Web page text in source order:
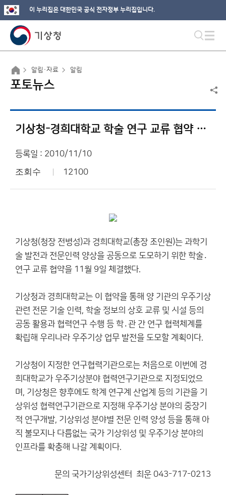
이 누리집은 대한민국 공식 전자정부 누리집입니다.
알림·자료 알림
포토뉴스
기상청-경희대학교 학술 연구 교류 협약 체결
등록일 : 2010/11/10
조회수 12100
기상청(청장 전병성)과 경희대학교(총장 조인원)는 과학기
술 발전과 전문인력 양상을 공동으로 도모하기 위한 학술․
연구 교류 협약을 11월 9일 체결했다.
기상청과 경희대학교는 이 협약을 통해 양 기관의 우주기상
관련 전문 기술 인력, 학술 정보의 상호 교류 및 시설 등의
공동 활용과 협력연구 수행 등 학․관 간 연구 협력체계를
확립해 우리나라 우주기상 업무 발전을 도모할 계획이다.
기상청이 지정한 연구협력기관으로는 처음으로 이번에 경
희대학교가 우주기상분야 협력연구기관으로 지정되었으
며, 기상청은 향후에도 학계 연구계 산업계 등의 기관을 기
상위성 협력연구기관으로 지정해 우주기상 분야의 중장기
적 연구개발, 기상위성 분야별 전문 인력 양성 등을 통해 아
직 불모지나 다름없는 국가 기상위성 및 우주기상 분야의
인프라를 확충해 나갈 계획이다.
문의 국가기상위성센터 최운 043-717-0213